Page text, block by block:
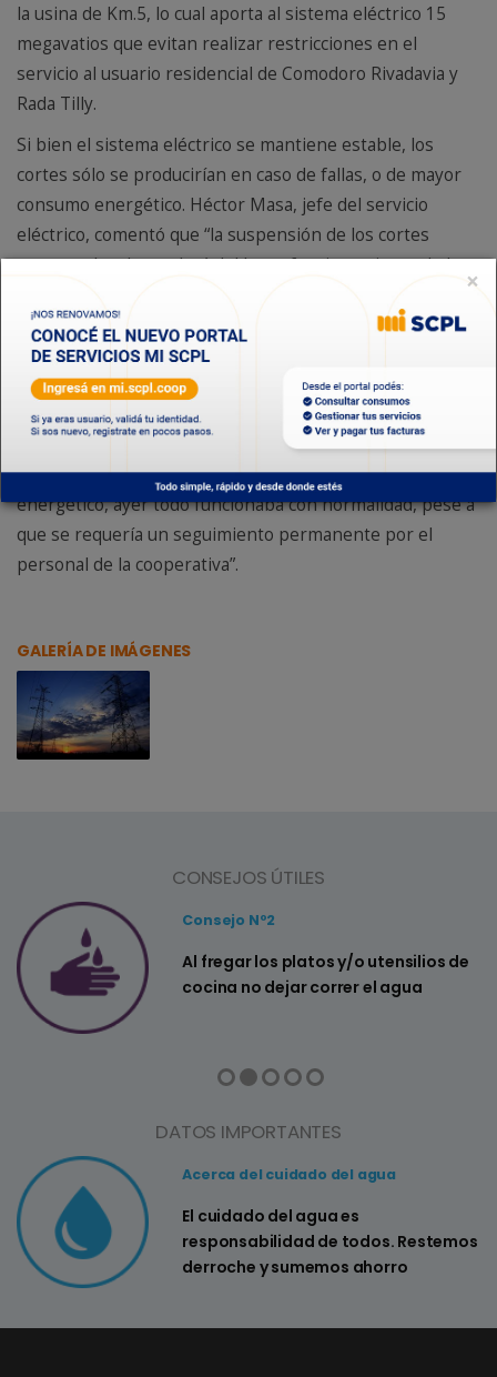
la usina de Km.5, lo cual aporta al sistema eléctrico 15
megavatios que evitan realizar restricciones en el
servicio al usuario residencial de Comodoro Rivadavia y
Rada Tilly.
Si bien el sistema eléctrico se mantiene estable, los
cortes sólo se producirían en caso de fallas, o de mayor
consumo energético. Héctor Masa, jefe del servicio
eléctrico, comentó que “la suspensión de los cortes
proyectados dependerá del buen funcionamiento de la
servicio pero que ahora fue la solución para la gran
restricción del suministro de energía, que por las tareas
de mantenimiento en la planta de kilómetro 12, había
comunicado Transpa SA” y agregó que “se esperaban las
18, cuando iban a comenzar a producirse los cortes
porque es el horario en el que aumenta el consumo
energético, ayer todo funcionaba con normalidad, pese a
que se requería un seguimiento permanente por el
personal de la cooperativa”.
GALERÍA DE IMÁGENES
CONSEJOS ÚTILES
Consejo Nº2
Al fregar los platos y/o utensilios de
cocina no dejar correr el agua
DATOS IMPORTANTES
Acerca del cuidado del agua
El cuidado del agua es
responsabilidad de todos. Restemos
derroche y sumemos ahorro
×